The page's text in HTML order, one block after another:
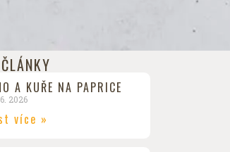
A KUŘE NA PAPRICE
2026
více »